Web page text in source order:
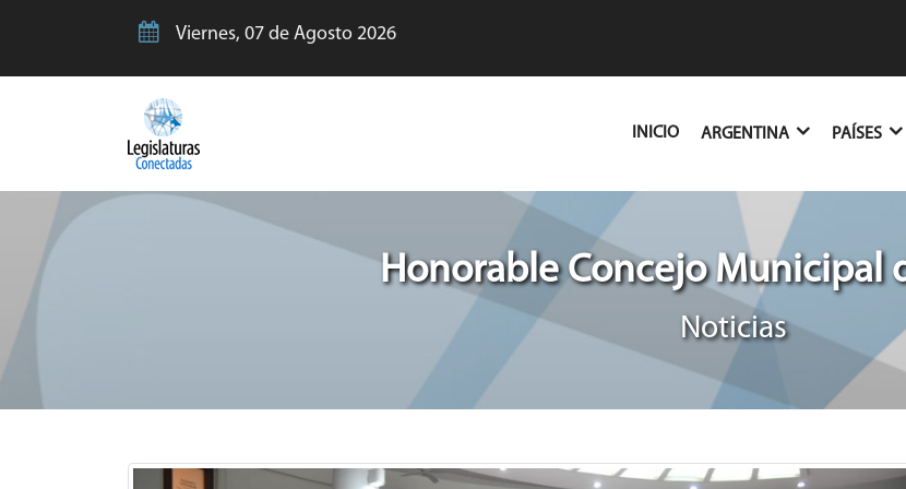
Viernes, 07 de Agosto 2026
INICIO(CURRENT)
ARGENTINA PAÍSES
Honorable Concejo Municipal
Noticias